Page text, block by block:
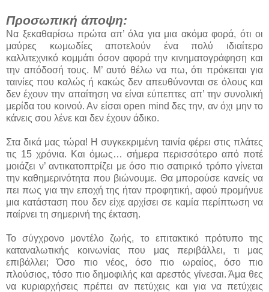
Προσωπική άποψη:
Να ξεκαθαρίσω πρώτα απ’ όλα για μια ακόμα φορά, ότι οι
μαύρες κωμωδίες αποτελούν ένα πολύ ιδιαίτερο
καλλιτεχνικό κομμάτι όσον αφορά την κινηματογράφηση και
την απόδοσή τους. Μ’ αυτό θέλω να πω, ότι πρόκειται για
ταινίες που καλώς ή κακώς δεν απευθύνονται σε όλους και
δεν έχουν την απαίτηση να είναι εύπεπτες απ’ την συνολική
μερίδα του κοινού. Αν είσαι open mind δες την, αν όχι μην το
κάνεις σου λένε και δεν έχουν άδικο.
Στα δικά μας τώρα! Η συγκεκριμένη ταινία φέρει στις πλάτες
τις 15 χρόνια. Και όμως… σήμερα περισσότερο από ποτέ
μοιάζει ν’ αντικατοπτρίζει με όσο πιο σατιρικό τρόπο γίνεται
την καθημερινότητα που βιώνουμε. Θα μπορούσε κανείς να
πει πως για την εποχή της ήταν προφητική, αφού προμήνυε
μια κατάσταση που δεν είχε αρχίσει σε καμία περίπτωση να
παίρνει τη σημερινή της έκταση.
Το σύγχρονο μοντέλο ζωής, το επιτακτικό πρότυπο της
καταναλωτικής κοινωνίας που μας περιβάλλει, τι μας
επιβάλλει; Όσο πιο νέος, όσο πιο ωραίος, όσο πιο
πλούσιος, τόσο πιο δημοφιλής και αρεστός γίνεσαι. Άμα θες
να κυριαρχήσεις πρέπει αν πετύχεις και για να πετύχεις